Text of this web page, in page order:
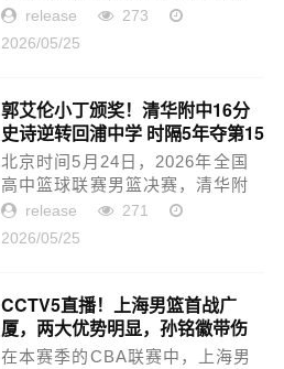
馆两佑堂召开。经过一段时间的
休整，同曦男篮将士们重新集
经...
release
273
2026/05/25
郭艾伦小丁颁奖！清华附中16分
史诗逆转回浦中学 时隔5年夺第15
冠
北京时间5月24日，2026年全国
高中篮球联赛男篮决赛，清华附
中82-77完成16分逆转险胜回浦中
学，以9胜0负不败战绩时隔5年夺
release
271
2026/05/25
CCTV5直播！上海男篮首战广
厦，两大优势明显，孙铭徽带伤
出战！
在本赛季的CBA联赛中，上海男